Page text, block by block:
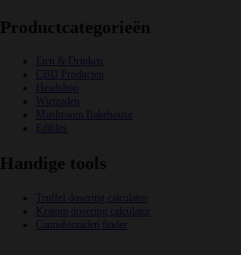
Productcategorieën
Eten & Drinken
CBD Producten
Headshop
Wietzaden
Mushroom Bakehouse
Edibles
Handige tools
Truffel dosering calculator
Kratom dosering calculator
Cannabiszaden finder